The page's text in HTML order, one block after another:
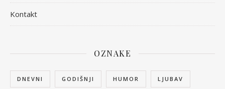
Kontakt
OZNAKE
DNEVNI GODIŠNJI HUMOR LJUBAV